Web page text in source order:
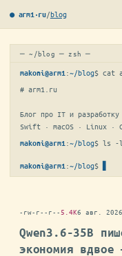
● arm1·ru/blog
─ ~/blog ─ zsh ─
makoni@arm1 :~/blog$ cat
# arm1.ru
Блог про IT и разработку
Swift · macOS · Linux ·
makoni@arm1 :~/blog$ ls -
makoni@arm1 :~/blog$
-rw-r--r--5.4K6 авг. 2026
Qwen3.6-35B
экономия